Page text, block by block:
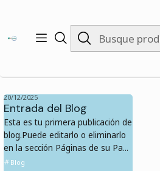
Blog
20/12/2025
Entrada del Blog
Esta es tu primera publicación de
blog.Puede editarlo o eliminarlo
en la sección Páginas de su Pa...
Blog